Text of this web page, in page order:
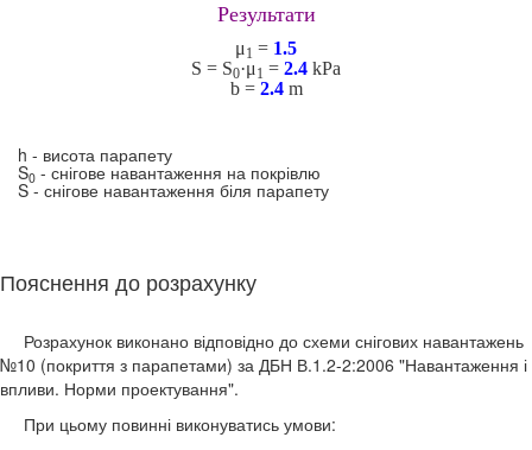
Результати
μ 1 = 1.5
S = S0·μ 1 = 2.4 kPa
b =2.4 m
h - висота парапету
S0 - снігове навантаження на покрівлю
S - снігове навантаження біля парапету
Пояснення до розрахунку
Розрахунок виконано відповідно до схеми снігових навантажень
№10 (покриття з парапетами) за ДБН В.1.2-2:2006 "Навантаження і
впливи. Норми проектування".
При цьому повинні виконуватись умови: